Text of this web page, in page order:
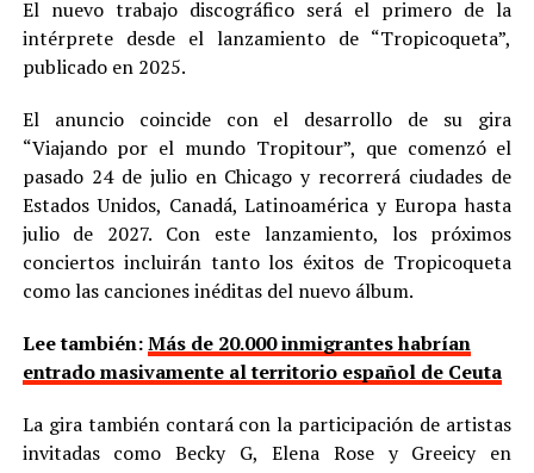
intérprete desde el lanzamiento de “Tropicoqueta”,
publicado en 2025.
“Viajando por el mundo Tropitour”, que comenzó el
pasado 24 de julio en Chicago y recorrerá ciudades de
Estados Unidos, Canadá, Latinoamérica y Europa hasta
julio de 2027. Con este lanzamiento, los próximos
conciertos incluirán tanto los éxitos de Tropicoqueta
como las canciones inéditas del nuevo álbum.
entrado masivamente al territorio español de Ceuta
invitadas como Becky G, Elena Rose y Greeicy en
distintas presentaciones de Norteamérica.